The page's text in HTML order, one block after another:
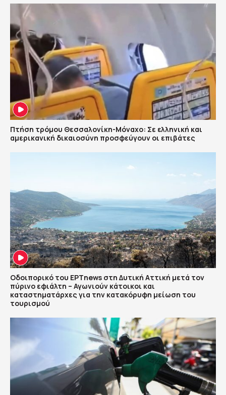
Πτήση τρόμου Θεσσαλονίκη-Μόναχο: Σε ελληνική και
αμερικανική δικαιοσύνη προσφεύγουν οι επιβάτες
Οδοιπορικό του ΕΡΤnews στη Δυτική Αττική μετά τον
πύρινο εφιάλτη – Αγωνιούν κάτοικοι και
καταστηματάρχες για την κατακόρυφη μείωση του
τουρισμού